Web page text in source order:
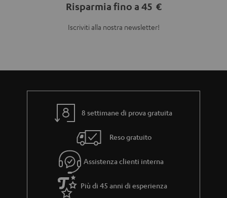
Risparmia fino a 45 €
Iscriviti alla nostra newsletter!
8 settimane di prova gratuita
Reso gratuito
Assistenza clienti interna
Più di 45 anni di esperienza